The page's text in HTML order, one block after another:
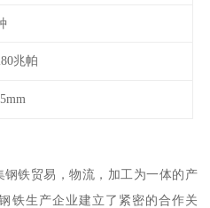
兆帕
钢铁贸易，物流，加工为一体的产
铁生产企业建立了紧密的合作关